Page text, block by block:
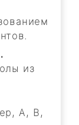
из
A, B,